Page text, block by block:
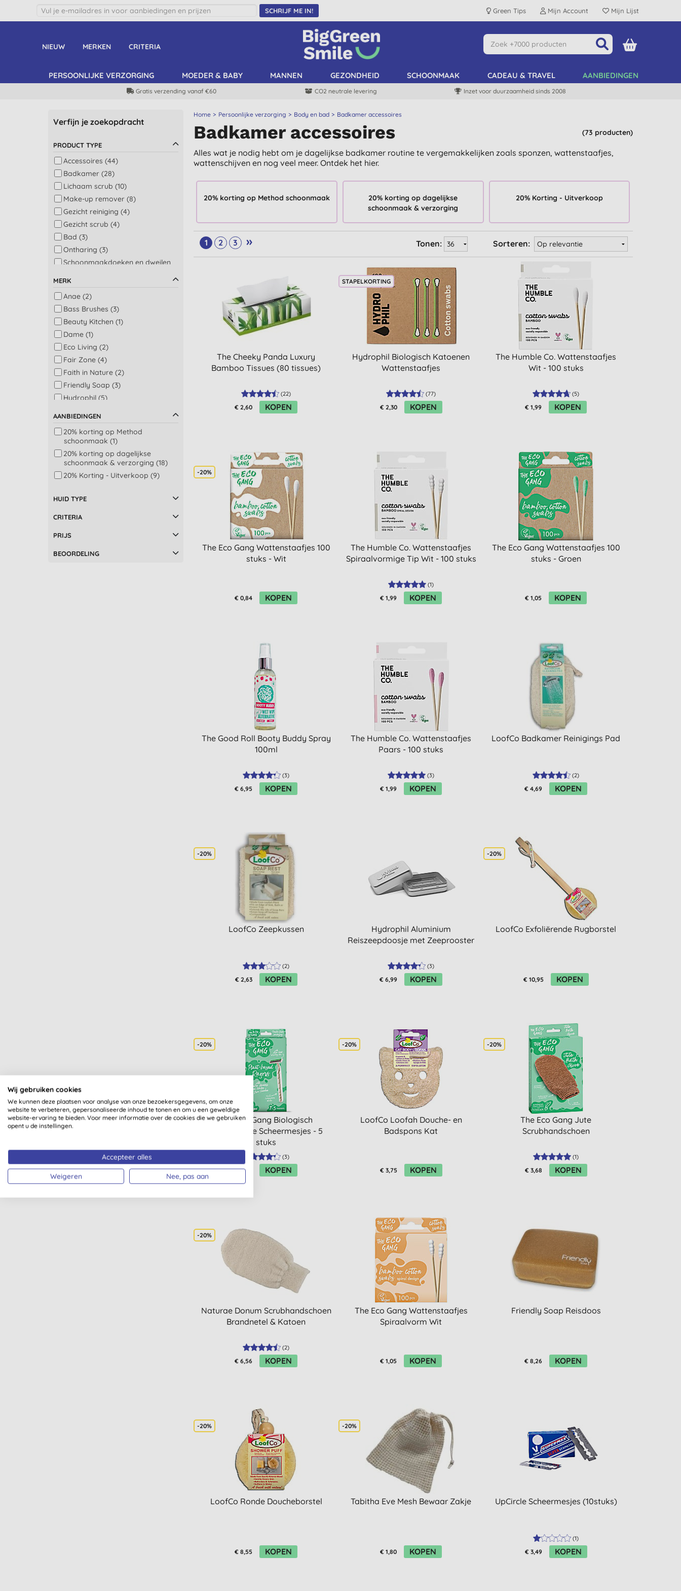
SCHRIJF ME IN! Green Tips Mijn Account Mijn Lijst
NIEUW MERKEN CRITERIA
PERSOONLIJKE VERZORGING MOEDER & BABY MANNEN GEZONDHEID SCHOONMAAK CADEAU & TRAVEL AANBIEDINGEN
Gratis verzending vanaf €60 CO2 neutrale levering Inzet voor duurzaamheid sinds 2008
Home Persoonlijke verzorging Body en bad Badkamer accessoires
(73 producten)
Badkamer accessoires
Alles wat je nodig hebt om je dagelijkse badkamer routine te vergemakkelijken zoals sponzen, wattenstaafjes,
wattenschijven en nog veel meer. Ontdek het hier.
20% korting op Method schoonmaak
20% korting op dagelijkse
schoonmaak & verzorging
20% Korting - Uitverkoop
1 2 3 » Sorteren:
Tonen:
The Cheeky Panda Luxury
Bamboo Tissues (80 tissues)
(22)
€ 2,60 KOPEN
STAPELKORTING
Hydrophil Biologisch Katoenen
Wattenstaafjes
(77)
€ 2,30 KOPEN
The Humble Co. Wattenstaafjes
Wit - 100 stuks
(5)
€ 1,99 KOPEN
-20%
The Eco Gang Wattenstaafjes 100
stuks - Wit
€ 0,84 KOPEN
The Humble Co. Wattenstaafjes
Spiraalvormige Tip Wit - 100 stuks
(1)
€ 1,99 KOPEN
The Eco Gang Wattenstaafjes 100
stuks - Groen
€ 1,05 KOPEN
The Good Roll Booty Buddy Spray
100ml
(3)
€ 6,95 KOPEN
The Humble Co. Wattenstaafjes
Paars - 100 stuks
(3)
€ 1,99 KOPEN
LoofCo Badkamer Reinigings Pad
(2)
€ 4,69 KOPEN
-20%
LoofCo Zeepkussen
(2)
€ 2,63 KOPEN
Hydrophil Aluminium
Reiszeepdoosje met Zeeprooster
(3)
€ 6,99 KOPEN
-20%
LoofCo Exfoliërende Rugborstel
€ 10,95 KOPEN
-20%
The Eco Gang Biologisch
Afbreekbare Scheermesjes - 5
stuks
(3)
€ 2,88 KOPEN
-20%
LoofCo Loofah Douche- en
Badspons Kat
€ 3,75 KOPEN
-20%
The Eco Gang Jute
Scrubhandschoen
(1)
€ 3,68 KOPEN
-20%
Naturae Donum Scrubhandschoen
Brandnetel & Katoen
(2)
€ 6,56 KOPEN
The Eco Gang Wattenstaafjes
Spiraalvorm Wit
€ 1,05 KOPEN
Friendly Soap Reisdoos
€ 8,26 KOPEN
-20%
LoofCo Ronde Doucheborstel
€ 8,55 KOPEN
-20%
Tabitha Eve Mesh Bewaar Zakje
€ 1,80 KOPEN
UpCircle Scheermesjes (10stuks)
(1)
€ 3,49 KOPEN
Verfijn je zoekopdracht
PRODUCT TYPE
Accessoires (44)
Badkamer (28)
Lichaam scrub (10)
Make-up remover (8)
Gezicht reiniging (4)
Gezicht scrub (4)
Bad (3)
Ontharing (3)
Schoonmaakdoeken en dweilen
Badkamer en toilet (2)
Cadeau voor haar (2)
Gezicht doekjes (2)
Bad en douche (1)
Cadeau voor hem (1)
Doekjes en sanitaire doekjes (1)
Gezondheid voor op reis (1)
Haarstyling (1)
Menstruatie producten (1)
Scheren man (1)
handdoeken (1)
Verlichting bij pijn (1)
MERK
Anae (2)
Bass Brushes (3)
Beauty Kitchen (1)
Dame (1)
Eco Living (2)
Fair Zone (4)
Faith in Nature (2)
Friendly Soap (3)
Hydrophil (5)
Naturae Donum (5)
Simply Gentle (1)
Tabitha Eve (1)
The Cheeky Panda (1)
The Good Roll (1)
AANBIEDINGEN
20% korting op Method
schoonmaak (1)
20% korting op dagelijkse
schoonmaak & verzorging (18)
20% Korting - Uitverkoop (9)
HUID TYPE
CRITERIA
PRIJS
BEOORDELING
Wij gebruiken cookies
We kunnen deze plaatsen voor analyse van onze bezoekersgegevens, om onze
website te verbeteren, gepersonaliseerde inhoud te tonen en om u een geweldige
website-ervaring te bieden. Voor meer informatie over de cookies die we gebruiken
opent u de instellingen.
Accepteer alles
Weigeren Nee, pas aan